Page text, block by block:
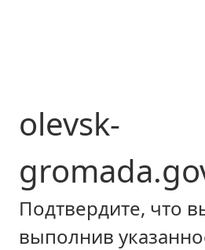
olevsk-
Подтвердите, что
выполнив